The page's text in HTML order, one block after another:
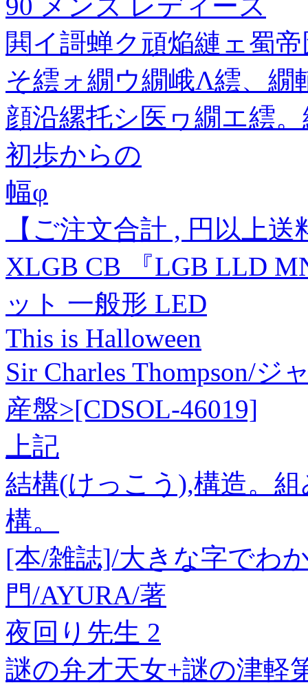
閧イ謌蝉ク頑焔縺ェ蜀
そ繧ォ繝ウ繝峨Λ繧、繝
顔沿縲托シ医ヮ繝エ繧
初歩からの
幅φ
【ご注文合計 , 円以上
XLGB CB 『LGB LLD
ット 一般形 LED
This is Halloween
Sir Charles Thompson/
産盤>[CDSOL-46019]
上記
結構(けっこう),構造。
構。
[本/雑誌]/大きな字でわ
門/AYURA/著
夜回り先生 2
謎の弁才天女+謎の津軽